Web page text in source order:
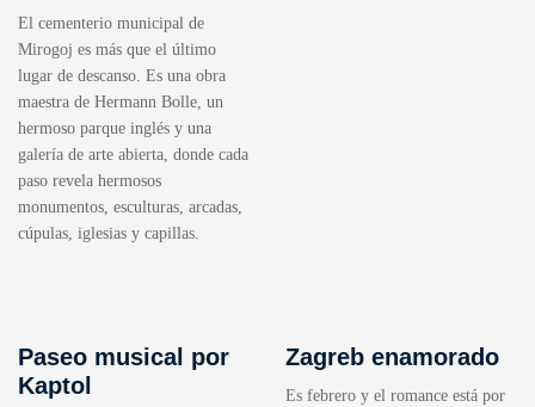
El cementerio municipal de
Mirogoj es más que el último
lugar de descanso. Es una obra
maestra de Hermann Bolle, un
hermoso parque inglés y una
galería de arte abierta, donde cada
paso revela hermosos
monumentos, esculturas, arcadas,
cúpulas, iglesias y capillas.
Paseo musical por
Kaptol
Zagreb enamorado
Es febrero y el romance está por